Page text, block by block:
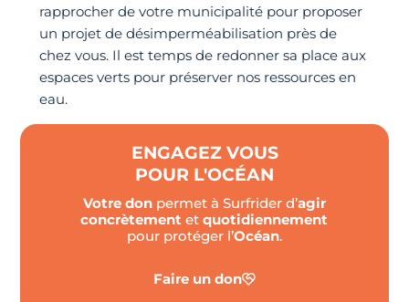
rapprocher de votre municipalité pour proposer
un projet de désimperméabilisation près de
chez vous. Il est temps de redonner sa place aux
espaces verts pour préserver nos ressources en
eau.
ENGAGEZ VOUS
POUR L'OCÉAN
Votre donpermet à Surfrider d’agir
concrètement etquotidiennement
pour protéger l’Océan.
Faire un don